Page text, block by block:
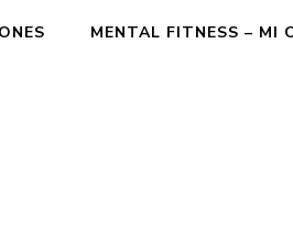
MENTAL FITNESS – MI